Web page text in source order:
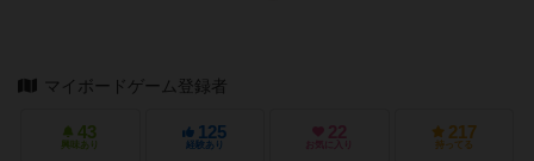
マイボードゲーム登録者
43
興味あり
125
経験あり
22
お気に入り
217
持ってる